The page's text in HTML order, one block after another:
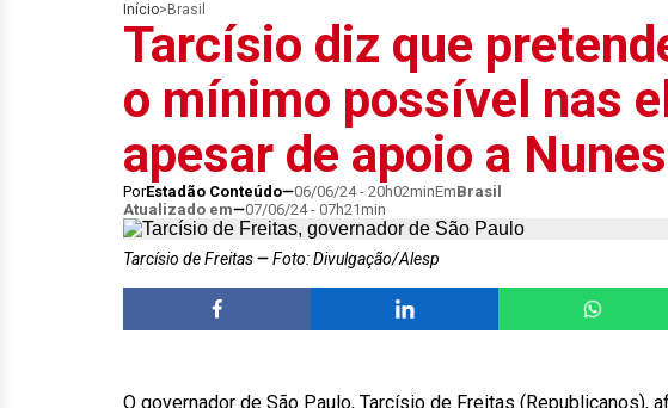
Início> Brasil
Tarcísio diz que
o mínimo possível nas
apesar de apoio a Nunes
PorEstadão Conteúdo 06/06/24 - 20h02minEmBrasil
Atualizado em
07/06/24 - 07h21min
Tarcísio de Freitas Foto: Divulgação/Alesp
O governador de São Paulo, Tarcísio de Freitas (Republicanos),